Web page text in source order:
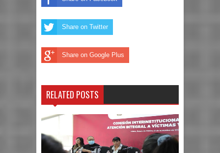
Share on Twitter
Share on Google Plus
RELATED POSTS